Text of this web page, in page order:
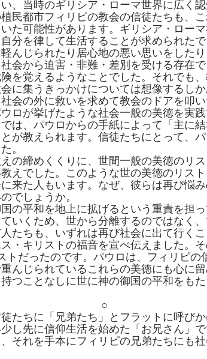
、当時のギリシア・ローマ世界に広く
民都市フィリピの教会の信徒たちも、
た可能性があります。ギリシア・ロー
分を律して生活することが求められた
んじられたり居心地の悪い思いをしたり
会から迫害・非難・差別を受ける存在
を覚えるようなことでした。それでも
に集うきっかけについては想像するし
会の外に救いを求めて教会のドアを叩
ロが挙げたような社会一般の美徳を実
は、パウロからの手紙によって「主に
が教えられます。信徒たちにとって、
。
の締めくくりに、世間一般の美徳のリ
えでした。このような世の美徳のリス
来た人もいます。なぜ、彼らは再び悩
でしょうか。
の平和を地上に拡げるという重責を担
いくため、世から分離するのではなく
たちも、いずれは再び社会に出て行く
・キリストの福音を宣べ伝えました。
トだったのです。パウロは、フィリピの
んじられているこれらの美徳にも心に
つことなしに世に神の御国の平和をも
○
たちに「兄弟たち」とフラットに呼び
し先に信仰生活を始めた「お兄さん」
それを手本にフィリピの兄弟たちにも